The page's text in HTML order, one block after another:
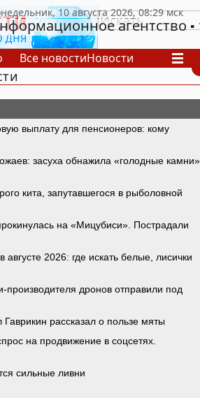
агентство
Все новостиНовости
Архив